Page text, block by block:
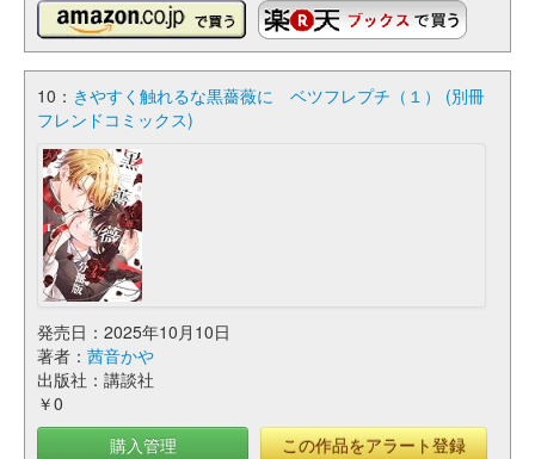
10： きやすく触れるな黒薔薇に ベツフレプチ（１） (別冊
フレンドコミックス)
発売日：2025年10月10日
著者： 茜音かや
出版社：講談社
￥0
購入管理
この作品をアラート登録